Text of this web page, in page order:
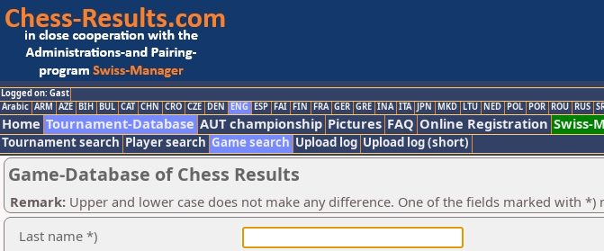
Logged on: Gast
Arabic ARM AZE BIH BUL CAT CHN CRO CZE DEN ENG ESP FAI FIN FRA GER GRE INA ITA JPN MKD LTU NED POL POR ROU RUS
Home Tournament-Database AUT championship Pictures FAQ Online Registration Swiss-
Tournament search Player search Game search Upload log Upload log (short)
Game-Database of Chess Results
Remark: Upper and lower case does not make any difference. One of the fields marked with *)
Last name *)